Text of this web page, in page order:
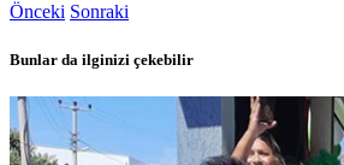
Önceki Sonraki
Bunlar da ilginizi çekebilir